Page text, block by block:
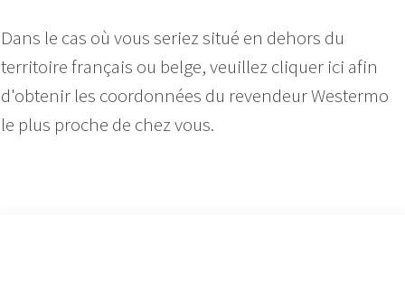
Dans le cas où vous seriez situé en dehors du
territoire français ou belge, veuillez cliquer ici afin
d'obtenir les coordonnées du revendeur Westermo
le plus proche de chez vous.